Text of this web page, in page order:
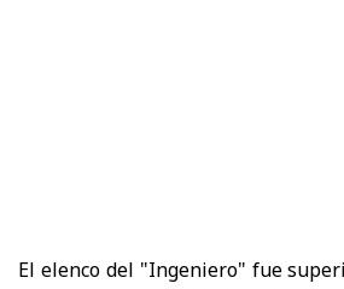
El elenco del "Ingeniero" fue